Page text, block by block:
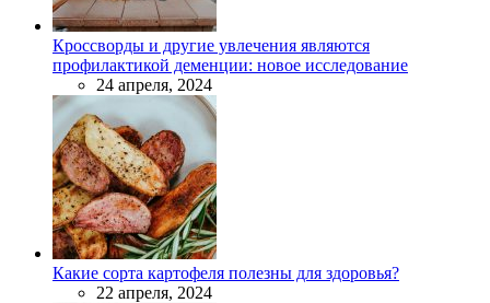
Кроссворды и другие увлечения являются
профилактикой деменции: новое исследование
24 апреля, 2024
Какие сорта картофеля полезны для здоровья?
22 апреля, 2024